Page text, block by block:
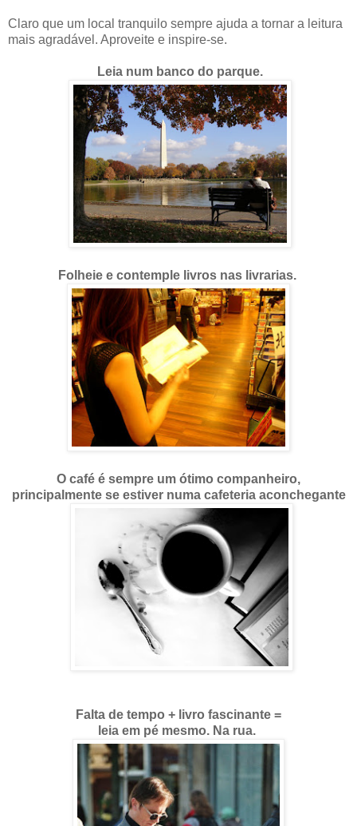
Claro que um local tranquilo sempre ajuda a tornar a leitura
mais agradável. Aproveite e inspire-se.
Leia num banco do parque.
Folheie e contemple livros nas livrarias.
O café é sempre um ótimo companheiro,
principalmente se estiver numa cafeteria aconchegante
Falta de tempo + livro fascinante =
leia em pé mesmo. Na rua.